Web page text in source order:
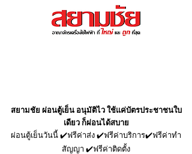
สยามชัย ผ่อนตู้เย็น อนุมัติไว ใช้แค่บัตรประชาชนใบ
เดียว ก็ผ่อนได้สบาย
ผ่อนตู้เย็นวันนี้ ✔️ฟรีค่าส่ง ✔️ฟรีค่าบริการ✔️ฟรีค่าทำ
สัญญา ✔️ฟรีค่าติดตั้ง